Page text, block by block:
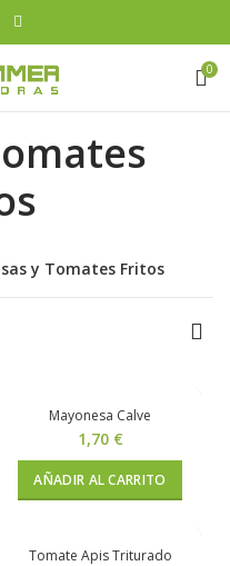
0
y Tomates Fritos
Mayonesa Calve
1,70 €
AÑADIR AL CARRITO
Tomate Apis Triturado